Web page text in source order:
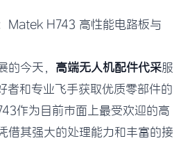
Matek H743 高性能电路板与
今天， 高端无人机配件代采服
者和专业飞手获取优质零部件的
作为目前市面上最受欢迎的高
借其强大的处理能力和丰富的接